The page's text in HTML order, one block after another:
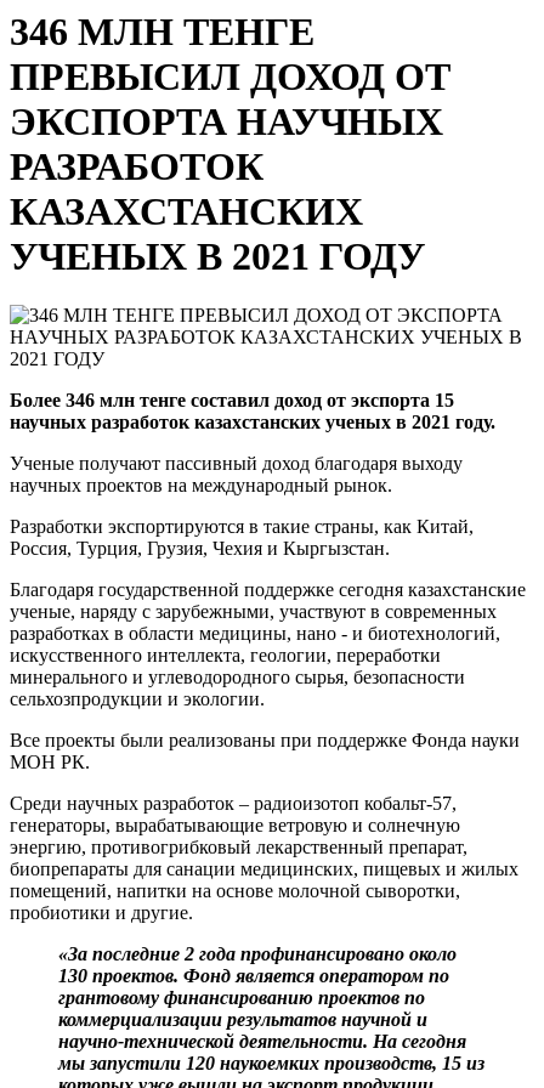
346 МЛН ТЕНГЕ
ПРЕВЫСИЛ ДОХОД ОТ
ЭКСПОРТА НАУЧНЫХ
РАЗРАБОТОК
КАЗАХСТАНСКИХ
УЧЕНЫХ В 2021 ГОДУ
Более 346 млн тенге составил доход от экспорта 15
научных разработок казахстанских ученых в 2021 году.
Ученые получают пассивный доход благодаря выходу
научных проектов на международный рынок.
Разработки экспортируются в такие страны, как Китай,
Россия, Турция, Грузия, Чехия и Кыргызстан.
Благодаря государственной поддержке сегодня казахстанские
ученые, наряду с зарубежными, участвуют в современных
разработках в области медицины, нано - и биотехнологий,
искусственного интеллекта, геологии, переработки
минерального и углеводородного сырья, безопасности
сельхозпродукции и экологии.
Все проекты были реализованы при поддержке Фонда науки
МОН РК.
Среди научных разработок – радиоизотоп кобальт-57,
генераторы, вырабатывающие ветровую и солнечную
энергию, противогрибковый лекарственный препарат,
биопрепараты для санации медицинских, пищевых и жилых
помещений, напитки на основе молочной сыворотки,
пробиотики и другие.
«За последние 2 года профинансировано около
130 проектов. Фонд является оператором по
грантовому финансированию проектов по
коммерциализации результатов научной и
научно-технической деятельности. На сегодня
мы запустили 120 наукоемких производств, 15 из